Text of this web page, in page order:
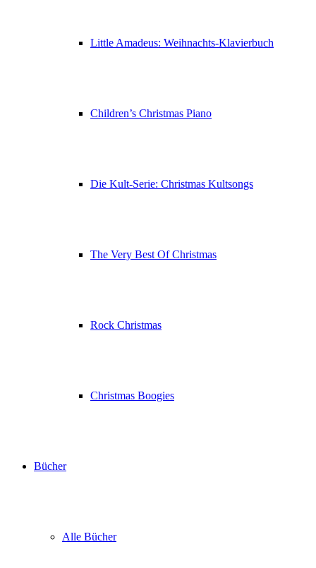
Little Amadeus: Weihnachts-Klavierbuch
Children’s Christmas Piano
Die Kult-Serie: Christmas Kultsongs
The Very Best Of Christmas
Rock Christmas
Christmas Boogies
Bücher
Alle Bücher